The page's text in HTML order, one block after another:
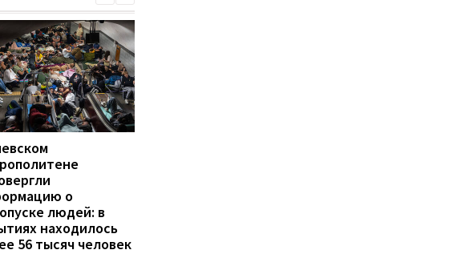
о
людей: в
находилось
56 тысяч человек